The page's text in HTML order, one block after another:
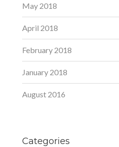
May 2018
April 2018
February 2018
January 2018
August 2016
Categories